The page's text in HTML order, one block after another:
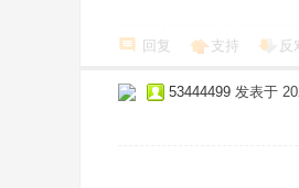
回复 支持 反
53444499 发表于